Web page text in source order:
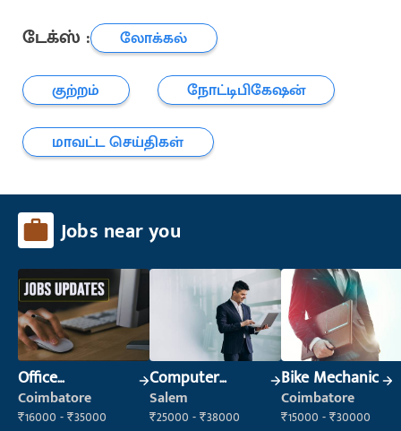
டேக்ஸ் :
லோக்கல்
குற்றம்
நோட்டிபிகேஷன்
மாவட்ட செய்திகள்
Jobs near you
Office
Administrator
Coimbatore
₹16000 - ₹35000
Computer
Operator
Salem
₹25000 - ₹38000
Bike Mechanic
Coimbatore
₹15000 - ₹30000